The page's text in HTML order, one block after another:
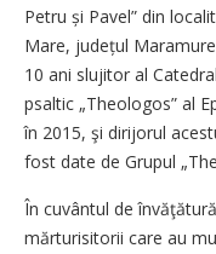
Petru și Pavel” din
Mare, județul
10 ani slujitor al
psaltic „Theologos” al
în 2015, şi dirijorul
fost date de Grupul
În cuvântul de
mărturisitorii care au